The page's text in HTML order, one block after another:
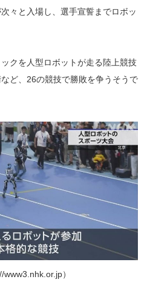
々と入場し、選手宣誓までロボッ
クを人型ロボットが走る陸上競技
ど、26の競技で勝敗を争うそうで
www3.nhk.or.jp）